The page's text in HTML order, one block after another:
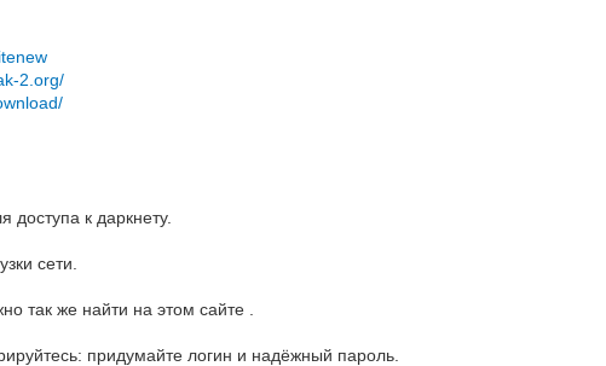
2.org/
к даркнету.
сети.
так же найти на этом сайте .
придумайте логин и надёжный пароль.